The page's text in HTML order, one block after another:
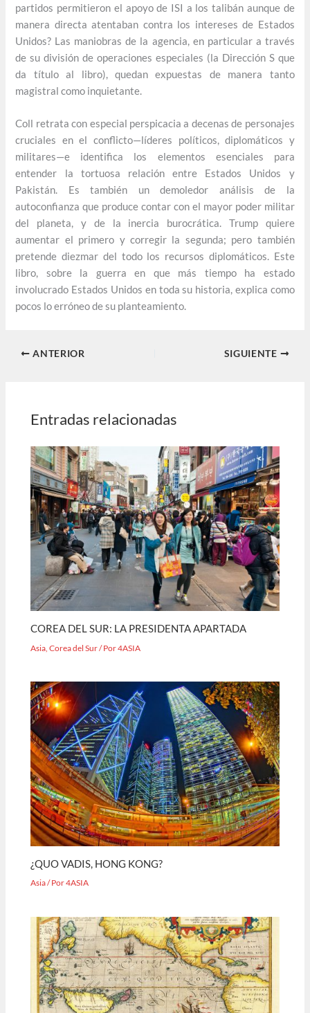
partidos permitieron el apoyo de ISI a los talibán aunque de
manera directa atentaban contra los intereses de Estados
Unidos? Las maniobras de la agencia, en particular a través
de su división de operaciones especiales (la Dirección S que
da título al libro), quedan expuestas de manera tanto
magistral como inquietante.
Coll retrata con especial perspicacia a decenas de personajes
cruciales en el conflicto—líderes políticos, diplomáticos y
militares—e identifica los elementos esenciales para
entender la tortuosa relación entre Estados Unidos y
Pakistán. Es también un demoledor análisis de la
autoconfianza que produce contar con el mayor poder militar
del planeta, y de la inercia burocrática. Trump quiere
aumentar el primero y corregir la segunda; pero también
pretende diezmar del todo los recursos diplomáticos. Este
libro, sobre la guerra en que más tiempo ha estado
involucrado Estados Unidos en toda su historia, explica como
pocos lo erróneo de su planteamiento.
ANTERIOR SIGUIENTE
Entradas relacionadas
COREA DEL SUR: LA PRESIDENTA APARTADA
Asia ,Corea del Sur/ Por4ASIA
¿QUO VADIS, HONG KONG?
Asia/ Por4ASIA